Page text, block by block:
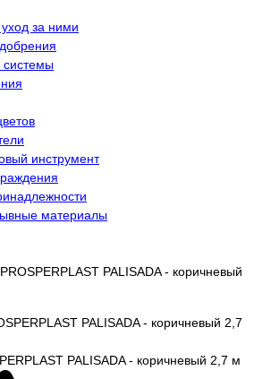
за ними
инструмент
материалы
PALISADA - коричневый
PALISADA - коричневый 2,7 м